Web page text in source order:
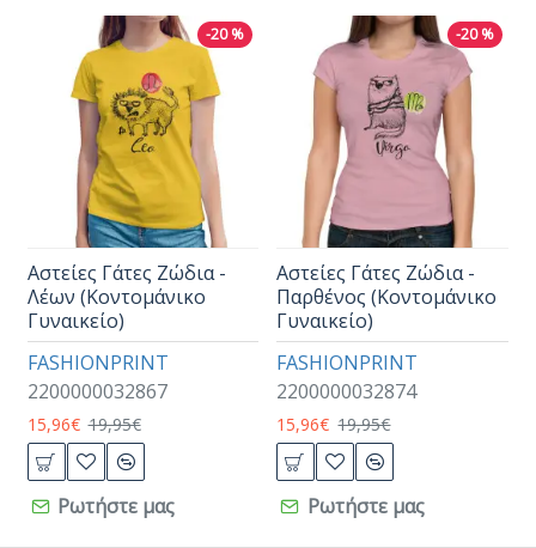
-20 %
FASHIONPRINT
2200000032867
Αστείες Γάτες Ζώδια -
Λέων (Κοντομάνικο
Γυναικείο)
15,96€ 19,95€
Ρωτήστε μας
-20 %
FASHIONPRINT
2200000032874
Αστείες Γάτες Ζώδια -
Παρθένος (Κοντομάνικο
Γυναικείο)
15,96€ 19,95€
Ρωτήστε μας